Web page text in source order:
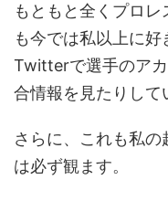
もともと全くプロ
も今では私以上に好
Twitterで選手のア
合情報を見たりして
さらに、これも私
は必ず観ます。